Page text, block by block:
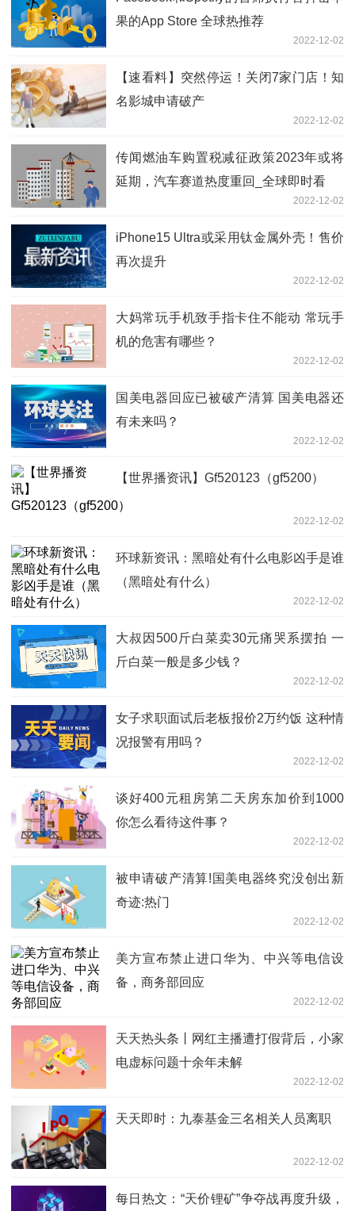
果的App Store 全球热推荐
2022-12-02
【速看料】突然停运！关闭7家门店！知
名影城申请破产
2022-12-02
传闻燃油车购置税减征政策2023年或将
延期，汽车赛道热度重回_全球即时看
2022-12-02
iPhone15 Ultra或采用钛金属外壳！售价
再次提升
2022-12-02
大妈常玩手机致手指卡住不能动 常玩手
机的危害有哪些？
2022-12-02
国美电器回应已被破产清算 国美电器还
有未来吗？
2022-12-02
【世界播资讯】Gf520123（gf5200）
2022-12-02
环球新资讯：黑暗处有什么电影凶手是谁
（黑暗处有什么）
2022-12-02
大叔因500斤白菜卖30元痛哭系摆拍 一
斤白菜一般是多少钱？
2022-12-02
女子求职面试后老板报价2万约饭 这种情
况报警有用吗？
2022-12-02
谈好400元租房第二天房东加价到1000
你怎么看待这件事？
2022-12-02
被申请破产清算!国美电器终究没创出新
奇迹:热门
2022-12-02
美方宣布禁止进口华为、中兴等电信设
备，商务部回应
2022-12-02
天天热头条丨网红主播遭打假背后，小家
电虚标问题十余年未解
2022-12-02
天天即时：九泰基金三名相关人员离职
2022-12-02
每日热文：“天价锂矿”争夺战再度升级，